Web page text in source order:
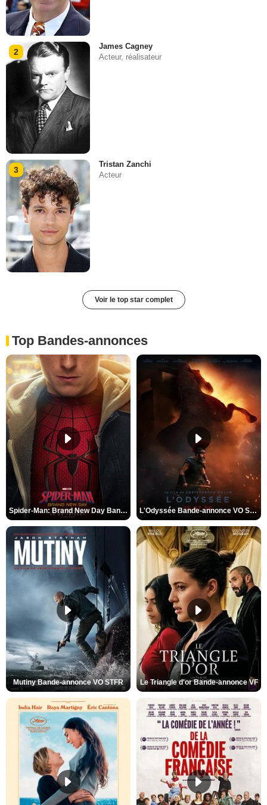
2
James Cagney
Acteur, réalisateur
3
Tristan Zanchi
Acteur
Voir le top star complet
Top Bandes-annonces
Spider-Man: Brand New Day Bande-annonce VO STFR L'Odyssée Bande-annonce VO STFR
Mutiny Bande-annonce VO STFR Le Triangle d'or Bande-annonce VF